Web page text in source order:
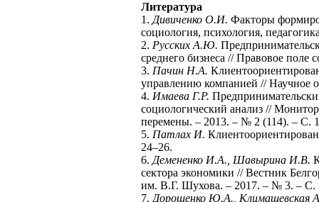
Литература
1.Дивиченко О.И. Факторы
социология, психология,
2. Русских А.Ю.
среднего бизнеса // Правовое
3. Пачин Н.А.
управлению компанией // Научное
4. Имаева Г.Р.
социологический анализ //
перемены. – 2013. – № 2 (114). – С.
5. Патлах И.
24–26.
6.Демененко И.А., Шавырина И.В.
сектора экономики // Вестник
им. В.Г. Шухова. – 2017. – № 3. – С.
7.Дорошенко Ю.А., Климашевская